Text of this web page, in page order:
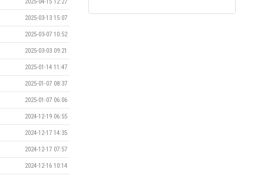
2025-03-13 15:07
2025-03-07 10:52
2025-03-03 09:21
2025-01-14 11:47
2025-01-07 08:37
2025-01-07 06:06
2024-12-19 06:55
2024-12-17 14:35
2024-12-17 07:57
2024-12-16 10:14